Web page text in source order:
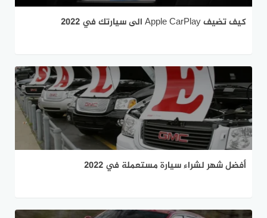
كيف تضيف Apple CarPlay الى سيارتك في 2022
أفضل شهر لشراء سيارة مستعملة في 2022